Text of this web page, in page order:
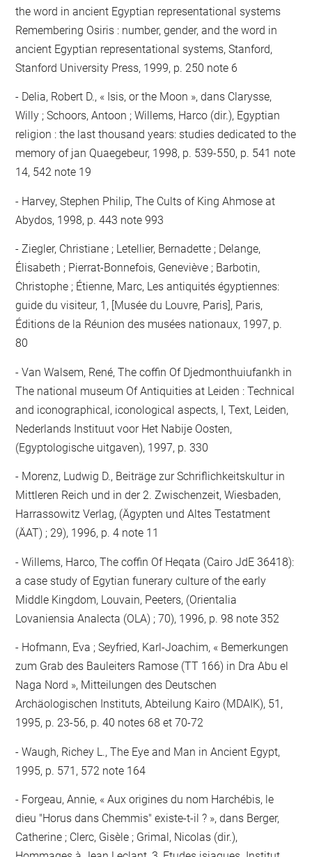
the word in ancient Egyptian representational systems
Remembering Osiris : number, gender, and the word in
ancient Egyptian representational systems, Stanford,
Stanford University Press, 1999, p. 250 note 6
Delia, Robert D., « Isis, or the Moon », dans Clarysse,
Willy ; Schoors, Antoon ; Willems, Harco (dir.), Egyptian
religion : the last thousand years: studies dedicated to the
memory of jan Quaegebeur, 1998, p. 539-550, p. 541 note
14, 542 note 19
Harvey, Stephen Philip, The Cults of King Ahmose at
Abydos, 1998, p. 443 note 993
Ziegler, Christiane ; Letellier, Bernadette ; Delange,
Élisabeth ; Pierrat-Bonnefois, Geneviève ; Barbotin,
Christophe ; Étienne, Marc, Les antiquités égyptiennes:
guide du visiteur, 1, [Musée du Louvre, Paris], Paris,
Éditions de la Réunion des musées nationaux, 1997, p.
80
Van Walsem, René, The coffin Of Djedmonthuiufankh in
The national museum Of Antiquities at Leiden : Technical
and iconographical, iconological aspects, I, Text, Leiden,
Nederlands Instituut voor Het Nabije Oosten,
(Egyptologische uitgaven), 1997, p. 330
Morenz, Ludwig D., Beiträge zur Schriflichkeitskultur in
Mittleren Reich und in der 2. Zwischenzeit, Wiesbaden,
Harrassowitz Verlag, (Ägypten und Altes Testatment
(ÄAT) ; 29), 1996, p. 4 note 11
Willems, Harco, The coffin Of Heqata (Cairo JdE 36418):
a case study of Egytian funerary culture of the early
Middle Kingdom, Louvain, Peeters, (Orientalia
Lovaniensia Analecta (OLA) ; 70), 1996, p. 98 note 352
Hofmann, Eva ; Seyfried, Karl-Joachim, « Bemerkungen
zum Grab des Bauleiters Ramose (TT 166) in Dra Abu el
Naga Nord », Mitteilungen des Deutschen
Archäologischen Instituts, Abteilung Kairo (MDAIK), 51,
1995, p. 23-56, p. 40 notes 68 et 70-72
Waugh, Richey L., The Eye and Man in Ancient Egypt,
1995, p. 571, 572 note 164
Forgeau, Annie, « Aux origines du nom Harchébis, le
dieu "Horus dans Chemmis" existe-t-il ? », dans Berger,
Catherine ; Clerc, Gisèle ; Grimal, Nicolas (dir.),